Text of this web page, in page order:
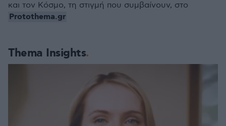
Thema Insights
και τον Κόσμο, τη στιγμή που συμβαίνουν, στο
Protothema.gr